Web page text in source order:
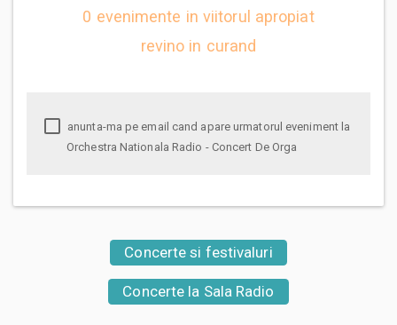
0 evenimente in viitorul apropiat
revino in curand
Orchestra Nationala Radio - Concert De Orga
Concerte si festivaluri
Concerte la Sala Radio